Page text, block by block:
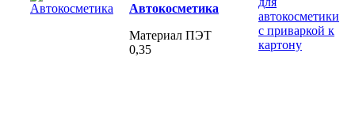
Автокосметика
Материал ПЭТ
0,35